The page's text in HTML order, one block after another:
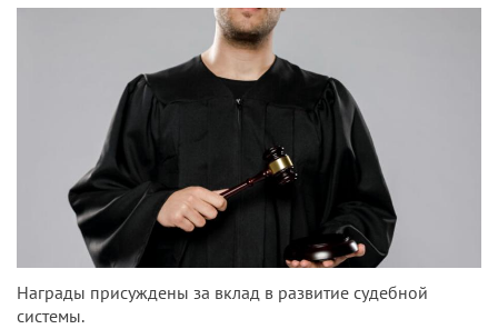
Награды присуждены за вклад в развитие судебной
системы.